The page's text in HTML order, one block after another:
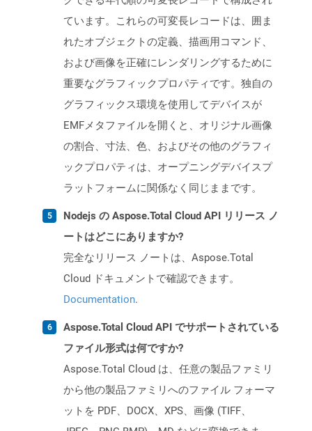
ています。これらの可変長レコードは、囲ま
れたオブジェクトの定義、描画用コマンド、
および画像を正確にレンダリングするために
重要なグラフィックプロパティです。独自の
グラフィックス環境を使用してデバイスが
EMFメタファイルを開くと、オリジナル画像
の割合、寸法、色、およびその他のグラフィ
ックプロパティは、オープニングデバイスプ
ラットフォームに関係なく同じままです。
Nodejs の Aspose.Total Cloud API リリース ノ
ートはどこにありますか?
完全なリリース ノートは、Aspose.Total
Cloud ドキュメントで確認できます。
Documentation.
Aspose.Total Cloud API でサポートされている
ファイル形式は何ですか?
Aspose.Total Cloud は、任意の製品ファミリ
から他の製品ファミリへのファイル フォーマ
ットを PDF、DOCX、XPS、画像 (TIFF、